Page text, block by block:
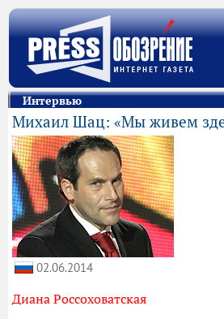
Интервью
Михаил Шац: «Мы живем
02.06.2014
Диана Россоховатская